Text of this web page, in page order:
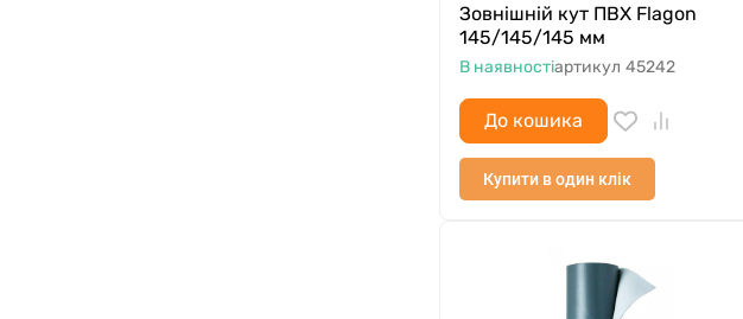
Зовнішній кут ПВХ Flagon
145/145/145 мм
В наявностіартикул 45242
До кошика
Купити в один клік